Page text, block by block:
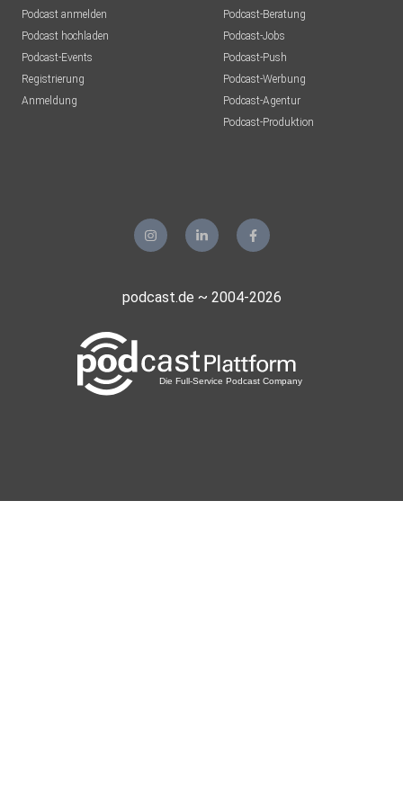
Podcast anmelden
Podcast hochladen
Podcast-Events
Registrierung
Anmeldung
Podcast-Beratung
Podcast-Jobs
Podcast-Push
Podcast-Werbung
Podcast-Agentur
Podcast-Produktion
podcast.de ~ 2004-2026